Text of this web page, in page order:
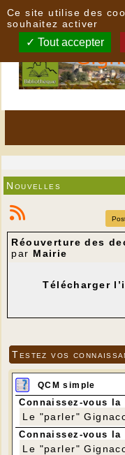
Nouvelles
Réouverture des
par Mairie
Télécharger
Testez vos
QCM simple
Connaissez-vous
Le "parler"
Connaissez-vous
Le "parler"
Ce site utilise des
souhaitez activer
Tout accepter